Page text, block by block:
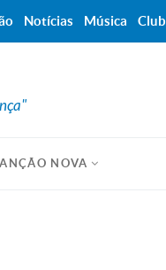
NOVA
Notícias Música